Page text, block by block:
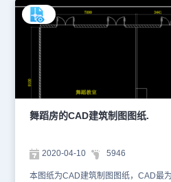
舞蹈房的CAD建筑制图图纸.
2020-04-10 5946
本图纸为CAD建筑制图图纸，CAD最